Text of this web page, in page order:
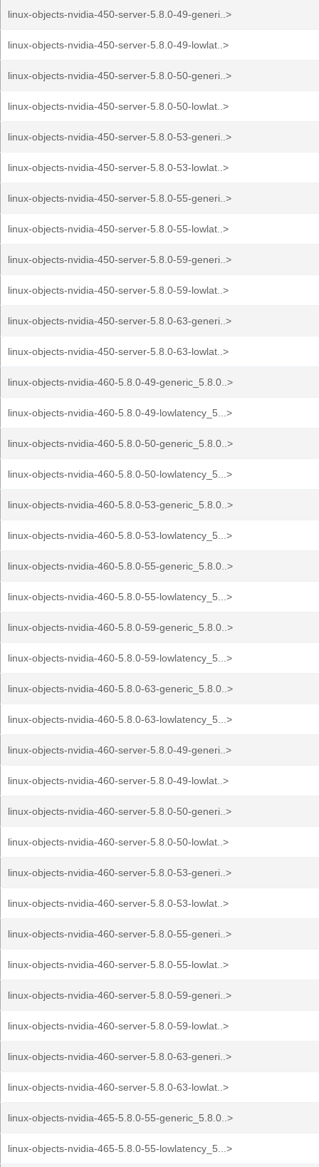
linux-objects-nvidia-450-server-5.8.0-49-generi..>
linux-objects-nvidia-450-server-5.8.0-49-lowlat..>
linux-objects-nvidia-450-server-5.8.0-50-generi..>
linux-objects-nvidia-450-server-5.8.0-50-lowlat..>
linux-objects-nvidia-450-server-5.8.0-53-generi..>
linux-objects-nvidia-450-server-5.8.0-53-lowlat..>
linux-objects-nvidia-450-server-5.8.0-55-generi..>
linux-objects-nvidia-450-server-5.8.0-55-lowlat..>
linux-objects-nvidia-450-server-5.8.0-59-generi..>
linux-objects-nvidia-450-server-5.8.0-59-lowlat..>
linux-objects-nvidia-450-server-5.8.0-63-generi..>
linux-objects-nvidia-450-server-5.8.0-63-lowlat..>
linux-objects-nvidia-460-5.8.0-49-generic_5.8.0..>
linux-objects-nvidia-460-5.8.0-49-lowlatency_5...>
linux-objects-nvidia-460-5.8.0-50-generic_5.8.0..>
linux-objects-nvidia-460-5.8.0-50-lowlatency_5...>
linux-objects-nvidia-460-5.8.0-53-generic_5.8.0..>
linux-objects-nvidia-460-5.8.0-53-lowlatency_5...>
linux-objects-nvidia-460-5.8.0-55-generic_5.8.0..>
linux-objects-nvidia-460-5.8.0-55-lowlatency_5...>
linux-objects-nvidia-460-5.8.0-59-generic_5.8.0..>
linux-objects-nvidia-460-5.8.0-59-lowlatency_5...>
linux-objects-nvidia-460-5.8.0-63-generic_5.8.0..>
linux-objects-nvidia-460-5.8.0-63-lowlatency_5...>
linux-objects-nvidia-460-server-5.8.0-49-generi..>
linux-objects-nvidia-460-server-5.8.0-49-lowlat..>
linux-objects-nvidia-460-server-5.8.0-50-generi..>
linux-objects-nvidia-460-server-5.8.0-50-lowlat..>
linux-objects-nvidia-460-server-5.8.0-53-generi..>
linux-objects-nvidia-460-server-5.8.0-53-lowlat..>
linux-objects-nvidia-460-server-5.8.0-55-generi..>
linux-objects-nvidia-460-server-5.8.0-55-lowlat..>
linux-objects-nvidia-460-server-5.8.0-59-generi..>
linux-objects-nvidia-460-server-5.8.0-59-lowlat..>
linux-objects-nvidia-460-server-5.8.0-63-generi..>
linux-objects-nvidia-460-server-5.8.0-63-lowlat..>
linux-objects-nvidia-465-5.8.0-55-generic_5.8.0..>
linux-objects-nvidia-465-5.8.0-55-lowlatency_5...>